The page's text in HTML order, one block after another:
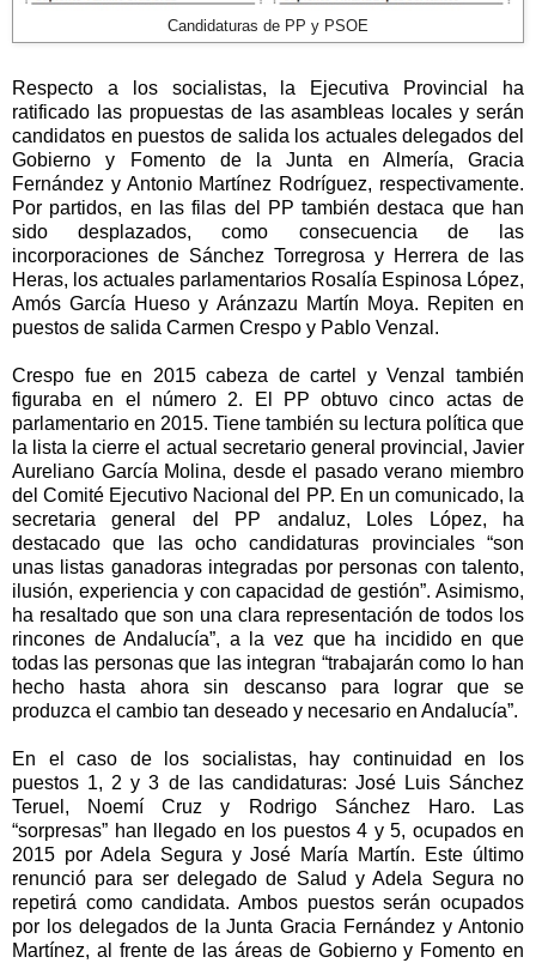
Candidaturas de PP y PSOE
Respecto a los socialistas, la Ejecutiva Provincial ha
ratificado las propuestas de las asambleas locales y serán
candidatos en puestos de salida los actuales delegados del
Gobierno y Fomento de la Junta en Almería, Gracia
Fernández y Antonio Martínez Rodríguez, respectivamente.
Por partidos, en las filas del PP también destaca que han
sido desplazados, como consecuencia de las
incorporaciones de Sánchez Torregrosa y Herrera de las
Heras, los actuales parlamentarios Rosalía Espinosa López,
Amós García Hueso y Aránzazu Martín Moya. Repiten en
puestos de salida Carmen Crespo y Pablo Venzal.
Crespo fue en 2015 cabeza de cartel y Venzal también
figuraba en el número 2. El PP obtuvo cinco actas de
parlamentario en 2015. Tiene también su lectura política que
la lista la cierre el actual secretario general provincial, Javier
Aureliano García Molina, desde el pasado verano miembro
del Comité Ejecutivo Nacional del PP. En un comunicado, la
secretaria general del PP andaluz, Loles López, ha
destacado que las ocho candidaturas provinciales “son
unas listas ganadoras integradas por personas con talento,
ilusión, experiencia y con capacidad de gestión”. Asimismo,
ha resaltado que son una clara representación de todos los
rincones de Andalucía”, a la vez que ha incidido en que
todas las personas que las integran “trabajarán como lo han
hecho hasta ahora sin descanso para lograr que se
produzca el cambio tan deseado y necesario en Andalucía”.
En el caso de los socialistas, hay continuidad en los
puestos 1, 2 y 3 de las candidaturas: José Luis Sánchez
Teruel, Noemí Cruz y Rodrigo Sánchez Haro. Las
“sorpresas” han llegado en los puestos 4 y 5, ocupados en
2015 por Adela Segura y José María Martín. Este último
renunció para ser delegado de Salud y Adela Segura no
repetirá como candidata. Ambos puestos serán ocupados
por los delegados de la Junta Gracia Fernández y Antonio
Martínez, al frente de las áreas de Gobierno y Fomento en